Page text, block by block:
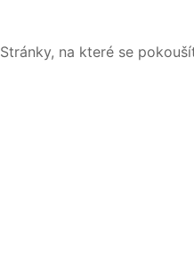
Stránky, na které se